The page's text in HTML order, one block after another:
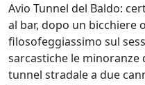
Avio Tunnel del Baldo:
al bar, dopo un bicchiere
filosofeggiassimo sul
sarcastiche le
tunnel stradale a due